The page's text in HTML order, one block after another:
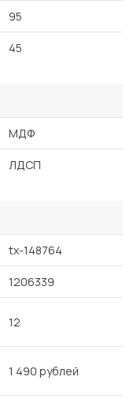
95
45
МДФ
ЛДСП
tx-148764
1206339
12
1 490 рублей